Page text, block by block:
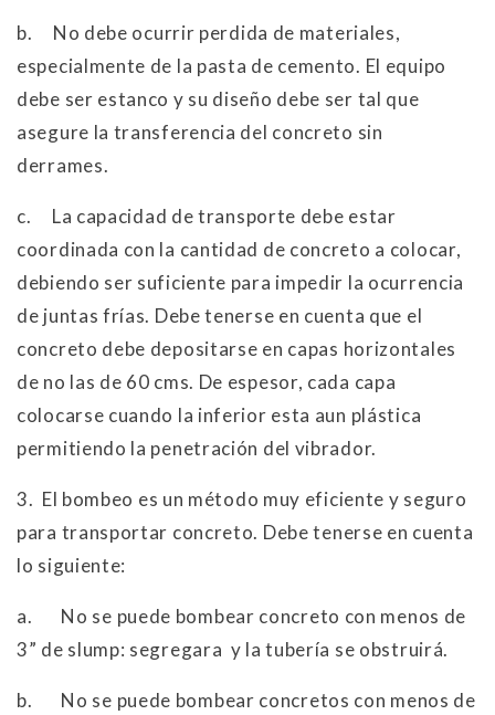
b. No debe ocurrir perdida de materiales,
especialmente de la pasta de cemento. El equipo
debe ser estanco y su diseño debe ser tal que
asegure la transferencia del concreto sin
derrames.
c. La capacidad de transporte debe estar
coordinada con la cantidad de concreto a colocar,
debiendo ser suficiente para impedir la ocurrencia
de juntas frías. Debe tenerse en cuenta que el
concreto debe depositarse en capas horizontales
de no las de 60 cms. De espesor, cada capa
colocarse cuando la inferior esta aun plástica
permitiendo la penetración del vibrador.
3. El bombeo es un método muy eficiente y seguro
para transportar concreto. Debe tenerse en cuenta
lo siguiente:
a. No se puede bombear concreto con menos de
3” de slump: segregara y la tubería se obstruirá.
b. No se puede bombear concretos con menos de